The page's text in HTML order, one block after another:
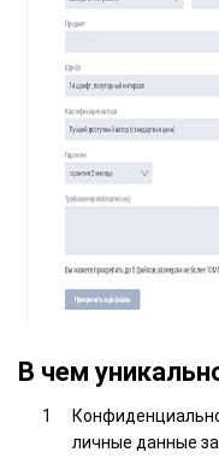
В чем
личные данные